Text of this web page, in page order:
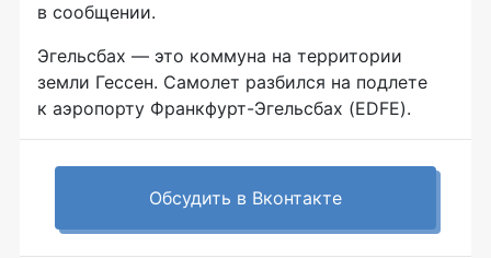
в сообщении.
Эгельсбах — это коммуна на территории
земли Гессен. Самолет разбился на подлете
к аэропорту Франкфурт-Эгельсбах (EDFE).
Обсудить в Вконтакте